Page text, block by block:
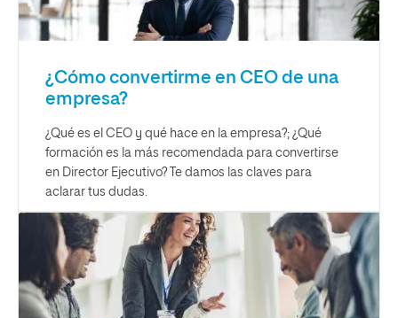
¿Cómo convertirme en CEO de una
empresa?
¿Qué es el CEO y qué hace en la empresa?; ¿Qué
formación es la más recomendada para convertirse
en Director Ejecutivo? Te damos las claves para
aclarar tus dudas.